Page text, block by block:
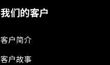
我们的客户
客户简介
客户故事